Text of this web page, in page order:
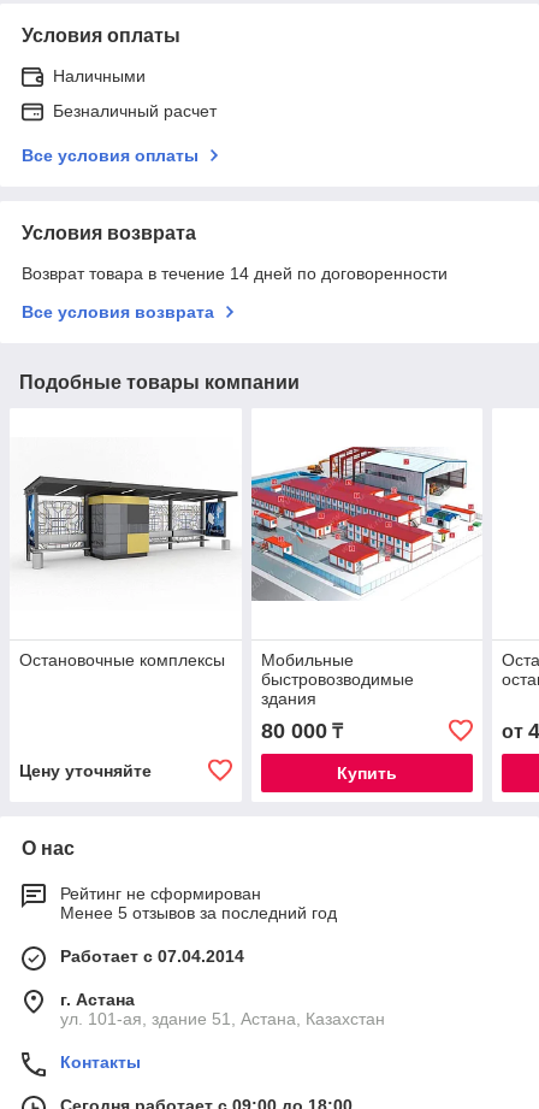
Условия оплаты
Наличными
Безналичный расчет
Все условия оплаты
Условия возврата
Возврат товара в течение 14 дней по договоренности
Все условия возврата
Подобные товары компании
Остановочные комплексы
Цену уточняйте
Мобильные
быстровозводимые
здания
80 000₸
Купить
от
О нас
Рейтинг не сформирован
Менее 5 отзывов за последний год
Работает с 07.04.2014
г. Астана
ул. 101-ая, здание 51, Астана, Казахстан
Контакты